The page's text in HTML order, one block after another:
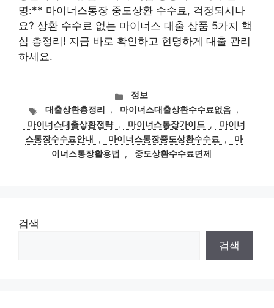
명:** 마이너스통장 중도상환 수수료, 걱정되시나
요? 상환 수수료 없는 마이너스 대출 상품 5가지 핵
심 총정리! 지금 바로 확인하고 현명하게 대출 관리
하세요.
카
테
고
리
정보
태
그
대출상환총정리 , 마이너스대출상환수수료없음 ,
마이너스대출상환전략 , 마이너스통장가이드 ,
마이너
스통장수수료안내
, 마이너스통장중도상환수수료 ,
마
이너스통장활용법
, 중도상환수수료면제
검색
검색